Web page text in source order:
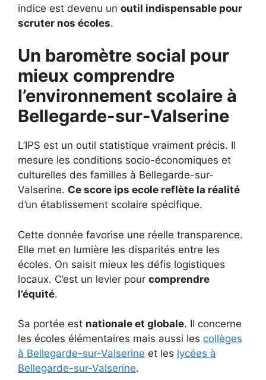
indice est devenu un outil indispensable pour
scruter nos écoles.
Un baromètre social pour
mieux comprendre
l’environnement scolaire à
Bellegarde-sur-Valserine
L’IPS est un outil statistique vraiment précis. Il
mesure les conditions socio-économiques et
culturelles des familles à Bellegarde-sur-
Valserine. Ce score ips ecole reflète la réalité
d’un établissement scolaire spécifique.
Cette donnée favorise une réelle transparence.
Elle met en lumière les disparités entre les
écoles. On saisit mieux les défis logistiques
locaux. C’est un levier pour comprendre
l’équité.
Sa portée est nationale et globale. Il concerne
les écoles élémentaires mais aussi les collèges
à Bellegarde-sur-Valserine et les lycées à
Bellegarde-sur-Valserine.